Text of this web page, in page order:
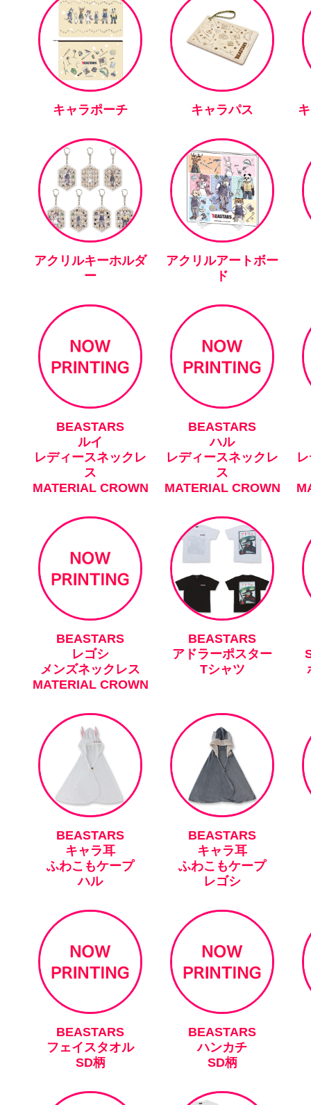
キャラポーチ キャラパス
アクリルキーホルダ
ー
アクリルアートボー
ド
BEASTARS
ルイ
レディースネックレ
ス
MATERIAL CROWN
BEASTARS
ハル
レディースネックレ
ス
MATERIAL CROWN
BEASTARS
レゴシ
メンズネックレス
MATERIAL CROWN
BEASTARS
アドラーポスター
Tシャツ
BEASTARS
キャラ耳
ふわこもケープ
ハル
BEASTARS
キャラ耳
ふわこもケープ
レゴシ
BEASTARS
フェイスタオル
SD柄
BEASTARS
ハンカチ
SD柄